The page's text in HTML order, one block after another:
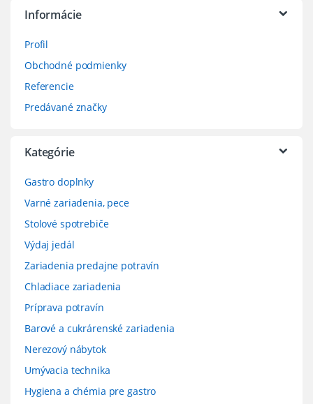
Informácie
Profil
Obchodné podmienky
Referencie
Predávané značky
Kategórie
Gastro doplnky
Varné zariadenia, pece
Stolové spotrebiče
Výdaj jedál
Zariadenia predajne potravín
Chladiace zariadenia
Príprava potravín
Barové a cukrárenské zariadenia
Nerezový nábytok
Umývacia technika
Hygiena a chémia pre gastro